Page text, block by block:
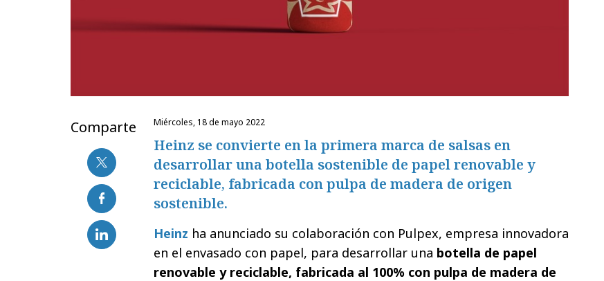
Comparte miércoles, 18 de mayo 2022
Heinz se convierte en la primera marca de salsas en
desarrollar una botella sostenible de papel renovable y
reciclable, fabricada con pulpa de madera de origen
sostenible.
Heinz ha anunciado su colaboración con Pulpex, empresa innovadora
en el envasado con papel, para desarrollar una botella de papel
renovable y reciclable, fabricada al 100% con pulpa de madera de